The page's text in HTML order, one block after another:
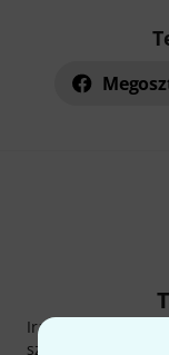
Iratkozz fel a
szerencsével